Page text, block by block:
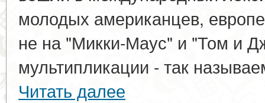
молодых американцев,
не на "Микки-Маус" и "Том и
мультипликации - так
Читать далее